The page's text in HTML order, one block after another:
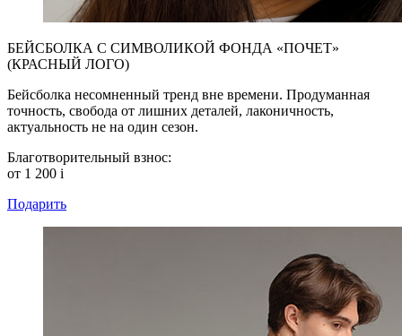
БЕЙСБОЛКА С СИМВОЛИКОЙ ФОНДА «ПОЧЕТ»
(КРАСНЫЙ ЛОГО)
Бейсболка несомненный тренд вне времени. Продуманная
точность, свобода от лишних деталей, лаконичность,
актуальность не на один сезон.
Благотворительный взнос:
от 1 200 i
Подарить